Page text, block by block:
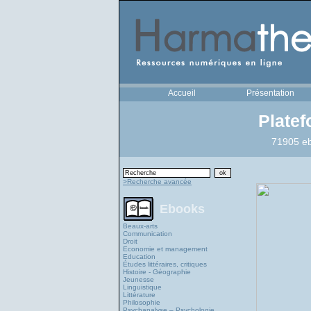
Accueil Présentation
71905
>Recherche avancée
Ebooks
Beaux-arts
Communication
Droit
Economie et management
Education
Études littéraires, critiques
Histoire - Géographie
Jeunesse
Linguistique
Littérature
Philosophie